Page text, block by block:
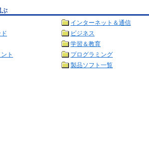
ぶ
インターネット＆通信
ビジネス
学習＆教育
ト
プログラミング
製品ソフト一覧